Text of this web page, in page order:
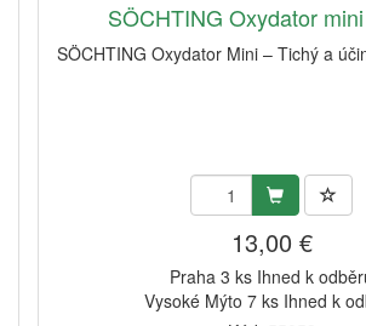
SÖCHTING Oxydator
SÖCHTING Oxydator Mini – Tichý a
13,00 €
Praha 3 ks Ihned k
Vysoké Mýto 7 ks Ihned k